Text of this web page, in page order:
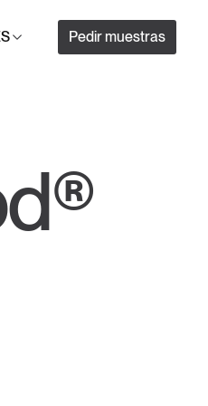
Pedir muestras